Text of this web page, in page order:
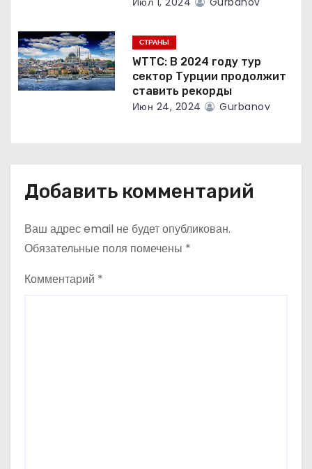
СТРАНЫ
WTTC: В 2024 году тур
сектор Турции продолжит
ставить рекорды
Июн 24, 2024 Gurbanov
Добавить комментарий
Ваш адрес email не будет опубликован.
Обязательные поля помечены *
Комментарий *